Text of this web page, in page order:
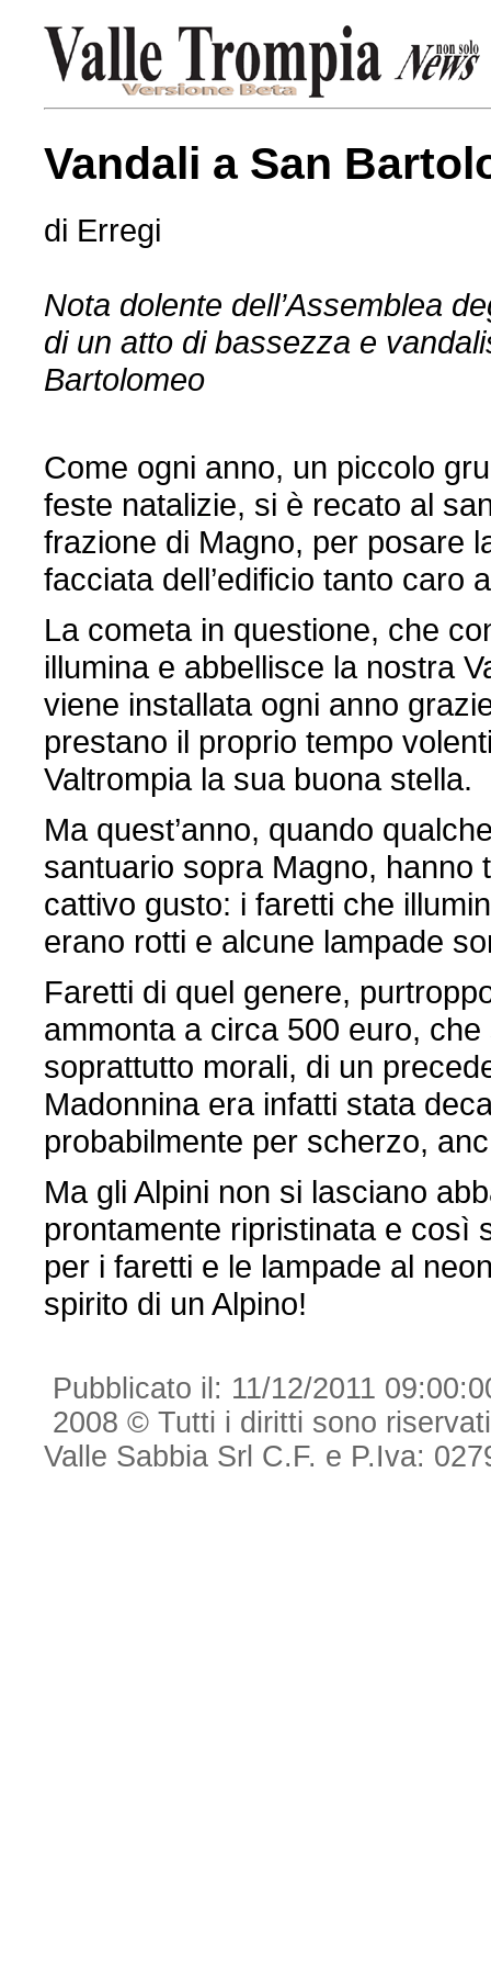
Vandali a San
di Erregi
Nota dolente dell’Assemblea
di un atto di bassezza e
Bartolomeo
Come ogni anno, un piccolo
feste natalizie, si è recato al
frazione di Magno, per posare
facciata dell’edificio tanto caro
La cometa in questione, che
illumina e abbellisce la nostra
viene installata ogni anno
prestano il proprio tempo
Valtrompia la sua buona stella.
Ma quest’anno, quando
santuario sopra Magno,
cattivo gusto: i faretti che
erano rotti e alcune lampade
Faretti di quel genere,
ammonta a circa 500 euro,
soprattutto morali, di un
Madonnina era infatti stata
probabilmente per scherzo,
Ma gli Alpini non si lasciano
prontamente ripristinata e così
per i faretti e le lampade al
spirito di un Alpino!
Pubblicato il: 11/12/2011
2008 © Tutti i diritti sono
Valle Sabbia Srl C.F. e P.Iva: